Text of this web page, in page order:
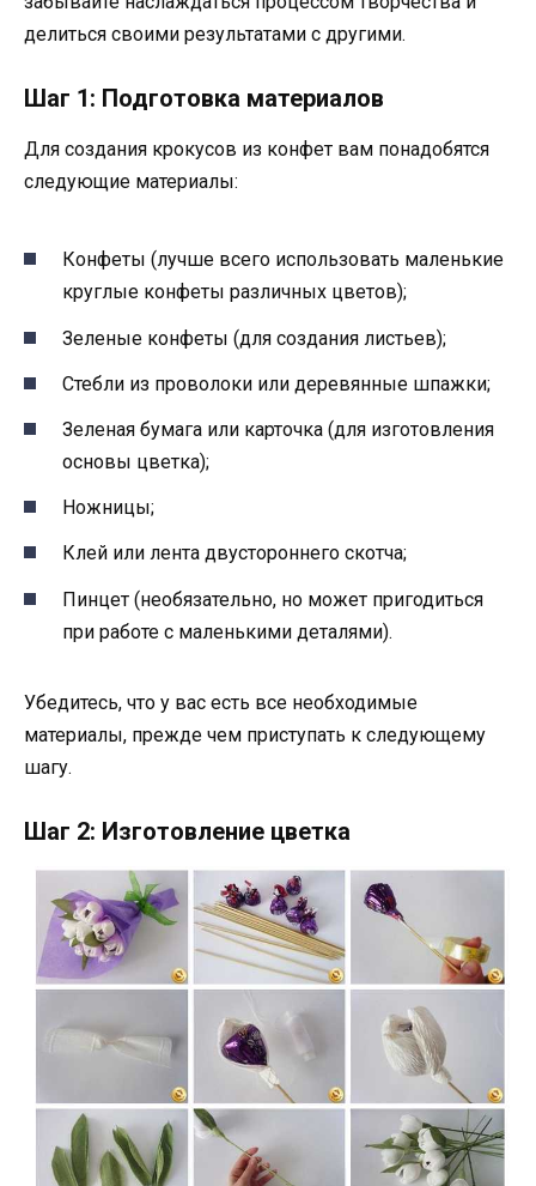
делиться своими результатами с другими.
Шаг 1: Подготовка материалов
Для создания крокусов из конфет вам понадобятся
следующие материалы:
Конфеты (лучше всего использовать маленькие
круглые конфеты различных цветов);
Зеленые конфеты (для создания листьев);
Стебли из проволоки или деревянные шпажки;
Зеленая бумага или карточка (для изготовления
основы цветка);
Ножницы;
Клей или лента двустороннего скотча;
Пинцет (необязательно, но может пригодиться
при работе с маленькими деталями).
Убедитесь, что у вас есть все необходимые
материалы, прежде чем приступать к следующему
шагу.
Шаг 2: Изготовление цветка